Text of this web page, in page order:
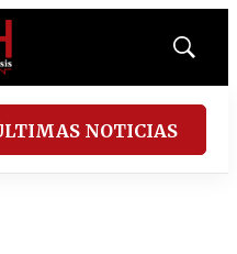
Mostrar
NOTICIAS